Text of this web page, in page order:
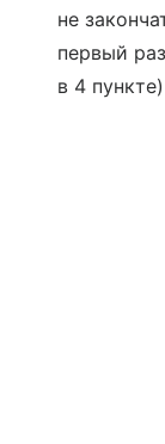
не
первый
в 4